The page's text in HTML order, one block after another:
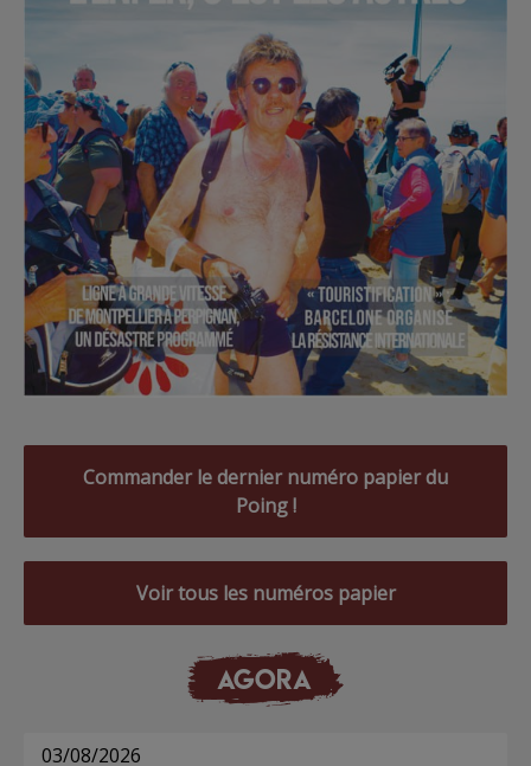
Commander le dernier numéro papier du
Poing !
Voir tous les numéros papier
AGORA
03/08/2026